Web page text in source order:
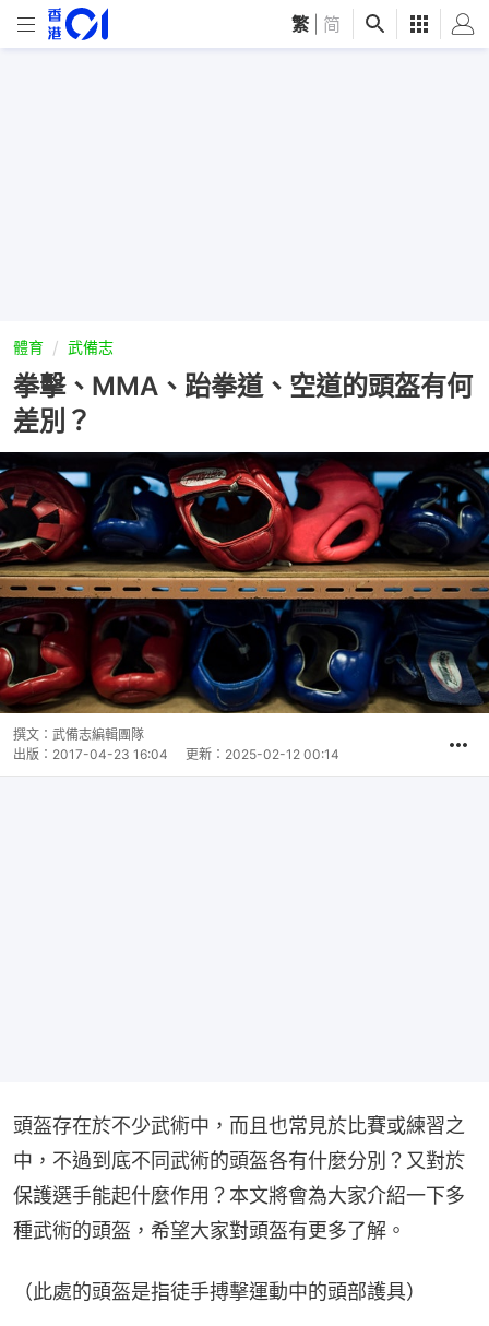
繁 简
體育 武備志
拳擊、MMA、跆拳道、空道的頭盔有何
差別？
撰文： 武備志編輯團隊
出版： 2017-04-23 16:04 更新： 2025-02-12 00:14
頭盔存在於不少武術中，而且也常見於比賽或練習之
中，不過到底不同武術的頭盔各有什麼分別？又對於
保護選手能起什麼作用？本文將會為大家介紹一下多
種武術的頭盔，希望大家對頭盔有更多了解。
（此處的頭盔是指徒手搏擊運動中的頭部護具）